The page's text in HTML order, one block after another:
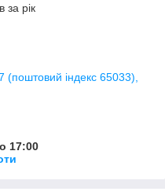
за рік
індекс 65033),
17:00